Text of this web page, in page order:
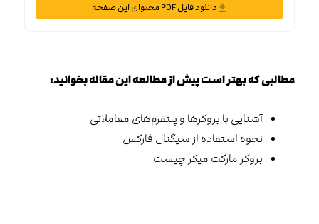
دانلود فایل PDF محتوای این صفحه
مطالبی که بهتر است پیش از مطالعه این مقاله بخوانید:
آشنایی با بروکرها و پلتفرم‌های معاملاتی
نحوه استفاده از سیگنال فارکس
بروکر مارکت میکر چیست